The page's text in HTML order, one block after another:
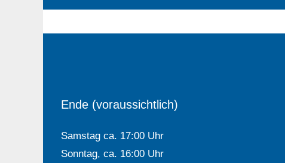
Samstag ca. 17:00 Uhr